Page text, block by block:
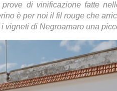
di vinificazione fatte
è per noi il fil rouge che
vigneti di Negroamaro una